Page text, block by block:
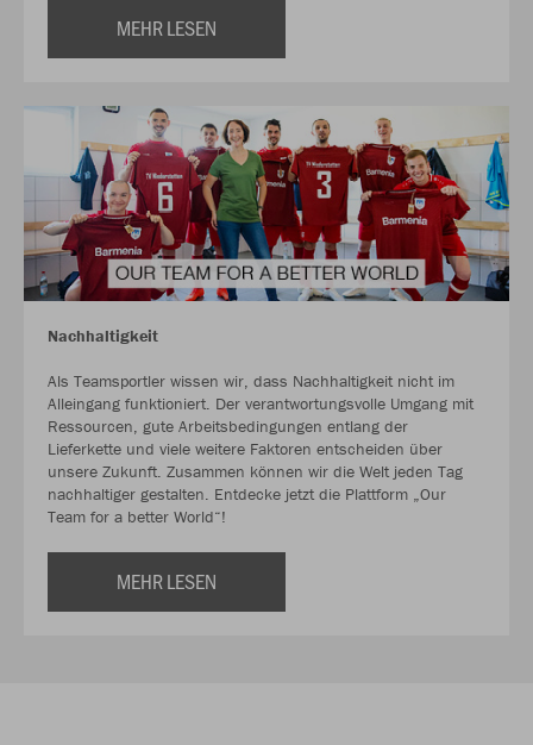
MEHR LESEN
Nachhaltigkeit
Als Teamsportler wissen wir, dass Nachhaltigkeit nicht im
Alleingang funktioniert. Der verantwortungsvolle Umgang mit
Ressourcen, gute Arbeitsbedingungen entlang der
Lieferkette und viele weitere Faktoren entscheiden über
unsere Zukunft. Zusammen können wir die Welt jeden Tag
nachhaltiger gestalten. Entdecke jetzt die Plattform „Our
Team for a better World“!
MEHR LESEN